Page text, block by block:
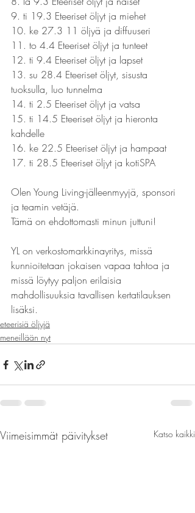
9. ti 19.3 Eteeriset öljyt ja miehet
10. ke 27.3 11 öljyä ja diffuuseri
11. to 4.4 Eteeriset öljyt ja tunteet
12. ti 9.4 Eteeriset öljyt ja lapset
13. su 28.4 Eteeriset öljyt, sisusta
tuoksulla, luo tunnelma
14. ti 2.5 Eteeriset öljyt ja vatsa
15. ti 14.5 Eteeriset öljyt ja hieronta
kahdelle
16. ke 22.5 Eteeriset öljyt ja hampaat
17. ti 28.5 Eteeriset öljyt ja kotiSPA
Olen Young Living-jälleenmyyjä, sponsori
ja teamin vetäjä.
Tämä on ehdottomasti minun juttuni!
YL on verkostomarkkinayritys, missä
kunnioitetaan jokaisen vapaa tahtoa ja
missä löytyy paljon erilaisia
mahdollisuuksia tavallisen kertatilauksen
lisäksi.
eteerisiä öljyjä
meneillään nyt
Viimeisimmät päivitykset Katso kaikki